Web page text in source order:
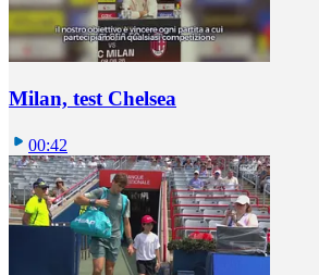
Milan, test Chelsea
00:42